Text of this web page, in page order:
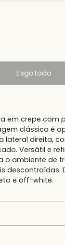
Esgotado
em crepe com
clássica é
lateral direita,
Versátil e
o ambiente de
descontraídas.
e off-white.